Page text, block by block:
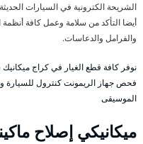
الشريحة الكترونية في السيارات
أيضا التأكد من سلامة وعمل كافة أنظمة
والفرامل والدعاسات.
نوفر كافة قطع الغيار في كراج
فحص جهاز الريمونت كنترول للسيارة
الموسيقى
ميكانيكي إصلاح